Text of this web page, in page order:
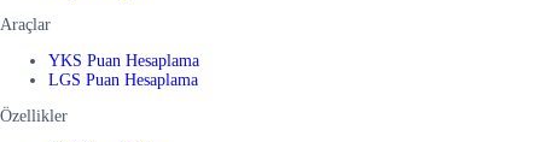
Araçlar
YKS Puan Hesaplama
LGS Puan Hesaplama
Özellikler